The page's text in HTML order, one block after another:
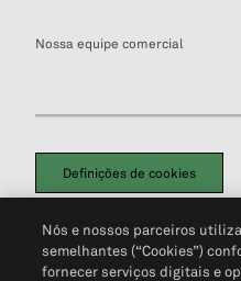
Nossa equipe comercial
Definições de cookies
Política de PrivacidadePortal de
Não Venda Minhas Informações
Nós e nossos parceiros
semelhantes (“Cookies”)
fornecer serviços digitais e